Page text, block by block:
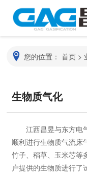
技术创新
业绩案例
您的位置： 首页>
生物质气化
江西昌昱与东方电
顺利进行生物质气流床
竹子、稻草、玉米芯等
户提供的生物质进行了